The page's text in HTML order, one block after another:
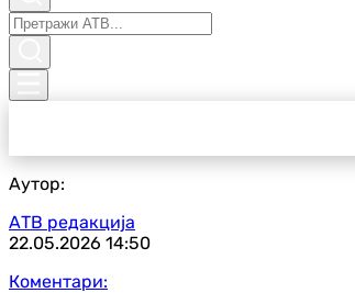
Аутор:
АТВ редакција
22.05.2026 14:50
Коментари: